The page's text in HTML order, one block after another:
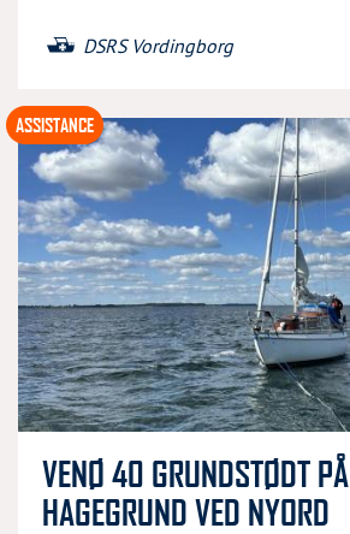
DSRS Vordingborg
VENØ 40 GRUNDSTØDT PÅ
HAGEGRUND VED NYORD
ASSISTANCE